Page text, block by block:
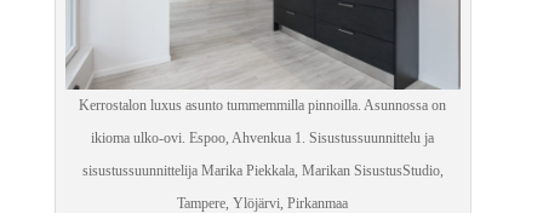
Kerrostalon luxus asunto tummemmilla pinnoilla. Asunnossa on
ikioma ulko-ovi. Espoo, Ahvenkua 1. Sisustussuunnittelu ja
sisustussuunnittelija Marika Piekkala, Marikan SisustusStudio,
Tampere, Ylöjärvi, Pirkanmaa